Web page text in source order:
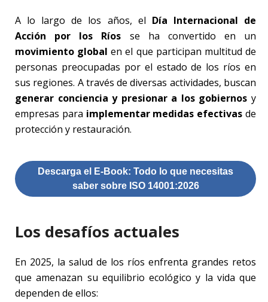
A lo largo de los años, el Día Internacional de
Acción por los Ríos se ha convertido en un
movimiento global en el que participan multitud de
personas preocupadas por el estado de los ríos en
sus regiones. A través de diversas actividades, buscan
generar conciencia y presionar a los gobiernos y
empresas para implementar medidas efectivas de
protección y restauración.
Descarga el E-Book: Todo lo que necesitas
saber sobre ISO 14001:2026
Los desafíos actuales
En 2025, la salud de los ríos enfrenta grandes retos
que amenazan su equilibrio ecológico y la vida que
dependen de ellos: